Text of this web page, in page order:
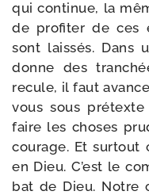
qui conti­nue, la
de pro­fi­ter de ces
sont lais­sés. Dans
donne des
recule, il faut
vous sous
faire les choses
cou­rage. Et sur­tout
en Dieu. C’est le
bat de Dieu. Notre